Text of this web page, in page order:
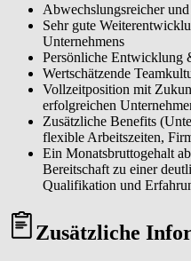
Abwechslungsreicher
Sehr gute
Unternehmens
Persönliche Entwicklung
Wertschätzende
Vollzeitposition mit
erfolgreichen
Zusätzliche Benefits
flexible Arbeitszeiten,
Ein Monatsbruttogehalt
Bereitschaft zu einer
Qualifikation und
Zusätzliche